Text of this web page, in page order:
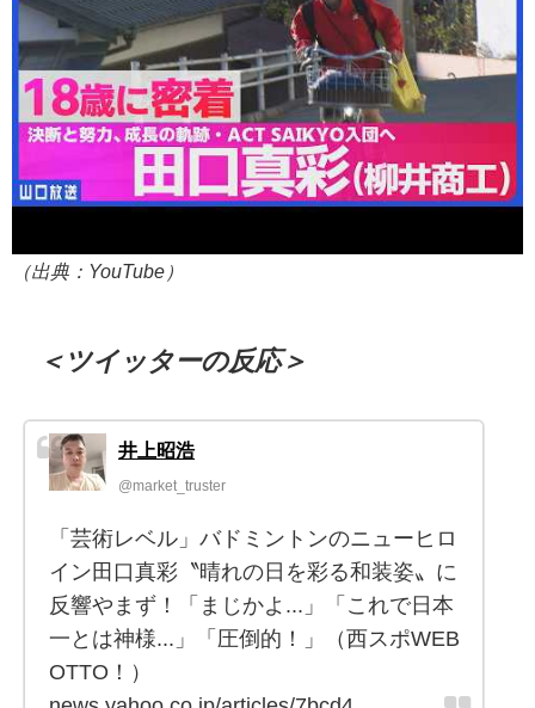
（出典：YouTube）
＜ツイッターの反応＞
井上昭浩
@market_truster
「芸術レベル」バドミントンのニューヒロ
イン田口真彩〝晴れの日を彩る和装姿〟に
反響やまず！「まじかよ...」「これで日本
一とは神様...」「圧倒的！」（西スポWEB
OTTO！）